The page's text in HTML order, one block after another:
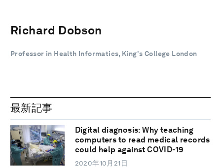
Richard Dobson
Professor in Health Informatics, King's College London
最新記事
Digital diagnosis: Why teaching
computers to read medical records
could help against COVID-19
2020年10月21日